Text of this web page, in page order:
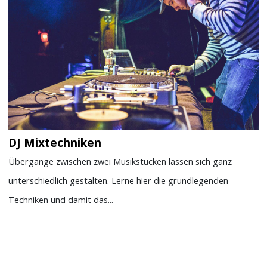
DJ Mixtechniken
Übergänge zwischen zwei Musikstücken lassen sich ganz
unterschiedlich gestalten. Lerne hier die grundlegenden
Techniken und damit das...